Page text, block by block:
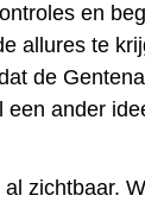
en
allures te
de
ander
zichtbaar.